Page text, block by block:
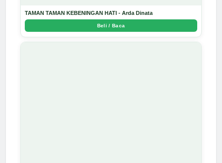
TAMAN TAMAN KEBENINGAN HATI - Arda Dinata
Beli / Baca